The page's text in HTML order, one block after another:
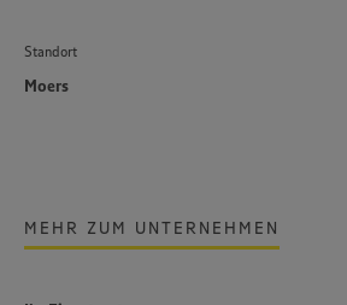
Standort
Moers
MEHR ZUM UNTERNEHMEN